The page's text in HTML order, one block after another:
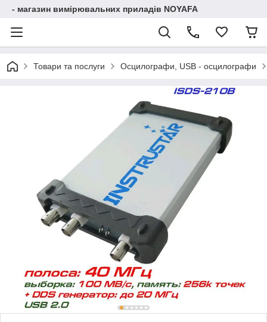
- магазин вимірювальних приладів NOYAFA
Товари та послуги Осцилографи, USB - осцилографи